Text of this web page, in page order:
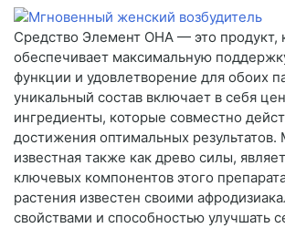
Средство Элемент ОНА — это продукт,
обеспечивает максимальную
функции и удовлетворение для обоих
уникальный состав включает в себя
ингредиенты, которые совместно
достижения оптимальных
известная также как древо силы,
ключевых компонентов этого
растения известен своими
свойствами и способностью улучшать